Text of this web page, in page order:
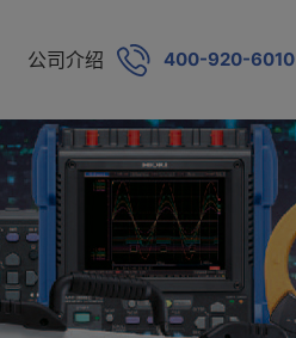
公司介绍 400-920-6010